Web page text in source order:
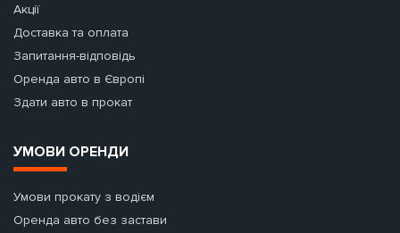
Акції
Доставка та оплата
Запитання-відповідь
Оренда авто в Європі
Здати авто в прокат
УМОВИ ОРЕНДИ
Умови прокату з водієм
Оренда авто без застави